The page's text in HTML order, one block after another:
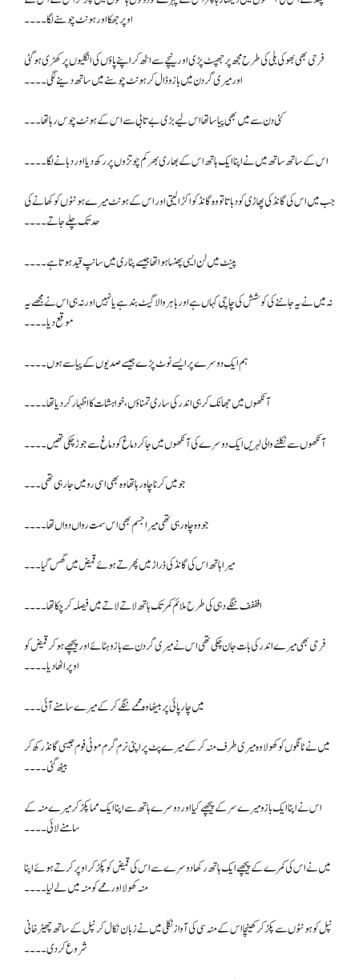
اوپر جھکا اور ہونٹ چوسنے لگا۔۔۔۔
فرحی بھی بھوکی بلی کی طرح مجھ پر جھپٹ پڑی اور نیچے سے اٹھ کر اپنے پاؤں کی انگلیوں پر کھڑی ہو گئی
اور میری گردن میں بازو ڈال کر ہونٹ چوسنے میں ساتھ دینے لگی۔۔۔۔
کئی دن سے میں بھی پیاسا تھا اس لیے بڑی بے تابی سے اس کے ہونٹ چوس رہا تھا۔۔۔
اس کے ساتھ ساتھ میں نے اپنا ایک ہاتھ اس کے بھاری بھرکم چوتڑوں پر رکھ دیا اور دبانے لگا۔۔۔۔
جب میں اس کی گانڈ کی پھاڑی کو دباتا تو وہ گانڈ کو اکڑا لیتی اور اس کے ہونٹ میرے ہونٹوں کو کھانے کی
حد تک چلے جاتے۔۔۔۔
پینٹ میں لن ایسی پھنسا ہوا تھا جیسے پٹاری میں سانپ قید ہوتا ہے۔۔۔۔
نہ میں نے یہ جاننے کی کوشش کی چاچی کہاں ہے اور باہر والا گیٹ بند ہے یا نہیں اور نہ ہی اس نے مجھے یہ
موقع دیا۔۔۔۔
ہم ایک دوسرے پر ایسے ٹوٹ پڑے جیسے صدیوں کے پیاسے ہوں۔۔۔۔
آنکھوں میں جھانک کر ہی اندر کی ساری تمناؤں ،خواہشات کا اظہار کر دیا تھا۔۔۔۔
آنکھوں سے نکلنے والی لہریں ایک دوسرے کی آنکھوں میں جا کر دماغ کو دماغ سے جوڑ چکی تھیں۔۔۔۔
جو میں کرنا چاہ رہا تھا وہ بھی اسی رو میں جا رہی تھی۔۔۔
جو وہ چاہ رہی تھی میرا جسم بھی اس سمت رواں دواں تھا۔۔۔۔
میرا ہاتھ اس کی گانڈ کی ڈراڑ میں پھرتے ہوئے قمیض میں گھس گیا۔۔۔
افففف ننگے دہی کی طرح ملائم کمر تک ہاتھ لاتے لاتے میں فیصلہ کر چکا تھا۔۔۔۔
فرحی بھی میرے اندر کی بات جان چکی تھی اس نے میری گردن سے بازو ہٹائے اور پیچھے ہو کر قمیض کو
اوپر اٹھا دیا۔۔۔۔
میں چارپائی پر بیٹھا وہ مممے ننگے کر کے میرے سامنے آئی ۔۔۔
میں نے ٹانگوں کو کھولا وہ میری طرف منہ کر کے میرے پٹ پر اپنی نرم گرم موٹی فوم جیسی گانڈ رکھ کر
بیٹھ گئی۔۔۔۔
اس نے اپنا ایک بازو میرے سر کے پیچھے کیا اور دوسرے ہاتھ سے اپنا ایک مما پکڑ کر میرے منہ کے
سامنے لائی۔۔۔۔
میں نے اس کی کمرے کے پیچھے ایک ہاتھ رکھا دوسرے سے اس کی قمیض کو پکڑ کر اوپر کرتے ہوئے اپنا
منہ کھولا اور ممے کو منہ میں لے لیا۔۔۔۔
نپل کو ہونٹوں سے پکڑ کر کھینچا اس کے منہ سی کی آواز نکلی میں نے زبان نکال کر نپل کے ساتھ چھیڑخانی
شروع کر دی۔۔۔۔